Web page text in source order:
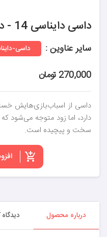
داسی دایناسی 14 - داسی ماهی
سایر عناوین : داسی-
270,000 تومان
داسی از اسباب‌بازی‌هایش
دارد، اما زود متوجه می‌شود
سخت و پیچیده است.
درباره محصول دیدگاه